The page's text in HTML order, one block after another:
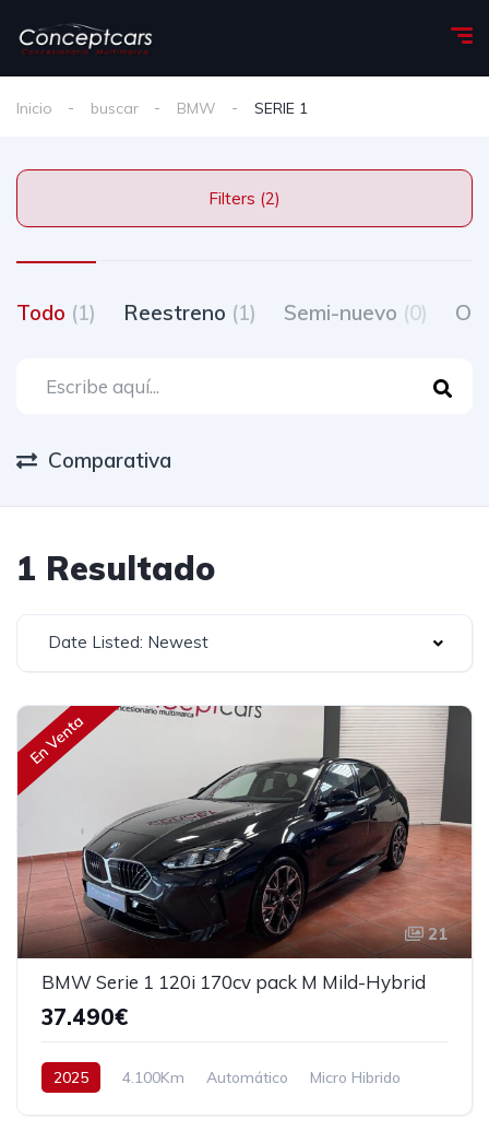
Inicio buscar BMW SERIE 1
Filters (2)
Todo (1) Reestreno (1) Semi-nuevo (0)
Comparativa
1 Resultado
Date Listed: Newest
En Venta
21
BMW Serie 1 120i 170cv pack M Mild-Hybrid
37.490€
2025 4.100Km Automático
Micro Hibrido